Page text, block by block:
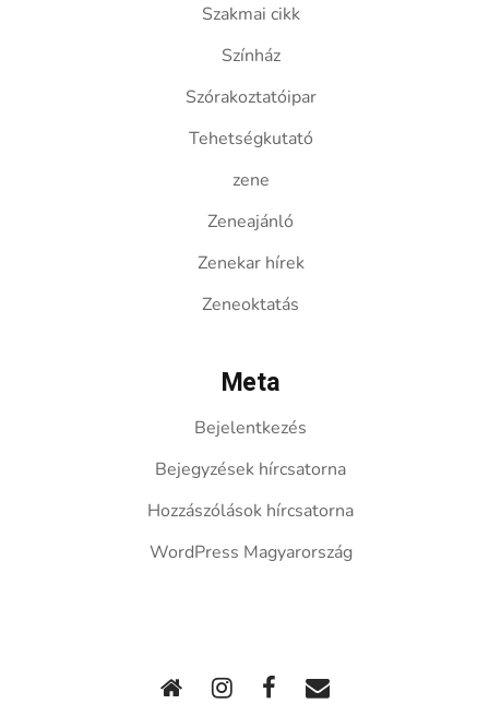
Szakmai cikk
Színház
Szórakoztatóipar
Tehetségkutató
zene
Zeneajánló
Zenekar hírek
Zeneoktatás
Meta
Bejelentkezés
Bejegyzések hírcsatorna
Hozzászólások hírcsatorna
WordPress Magyarország